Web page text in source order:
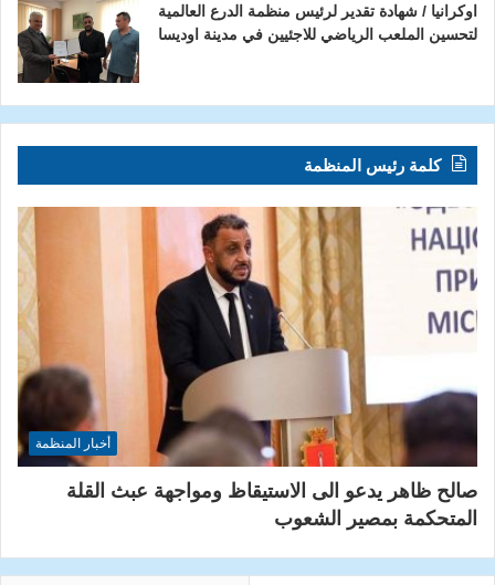
اوكرانيا / شهادة تقدير لرئيس منظمة الدرع العالمية
لتحسين الملعب الرياضي للاجئيين في مدينة اوديسا
كلمة رئيس المنظمة
أخبار المنظمة
صالح ظاهر يدعو الى الاستيقاظ ومواجهة عبث القلة
المتحكمة بمصير الشعوب